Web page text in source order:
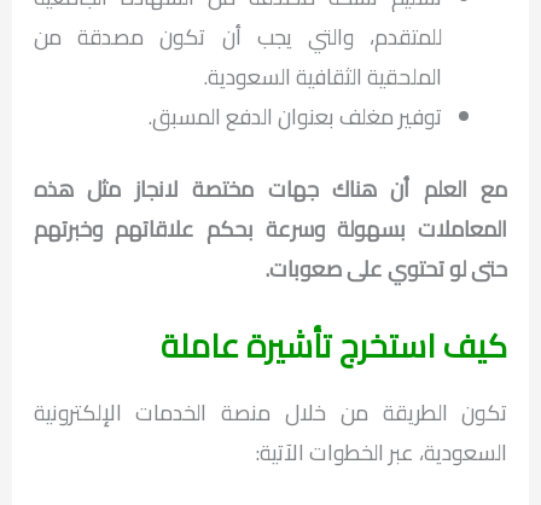
للمتقدم، والتي يجب أن تكون مصدقة من
الملحقية الثقافية السعودية.
توفير مغلف بعنوان الدفع المسبق.
مع العلم أن هناك جهات مختصة لانجاز مثل هذه
المعاملات بسهولة وسرعة بحكم علاقاتهم وخبرتهم
حتى لو تحتوي على صعوبات.
كيف استخرج تأشيرة عاملة
تكون الطريقة من خلال منصة الخدمات الإلكترونية
السعودية، عبر الخطوات الآتية: